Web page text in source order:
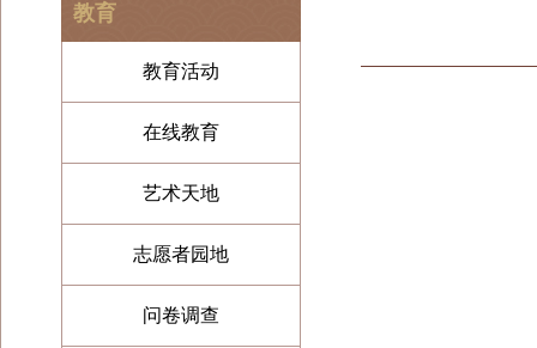
教育
教育活动
在线教育
艺术天地
志愿者园地
问卷调查